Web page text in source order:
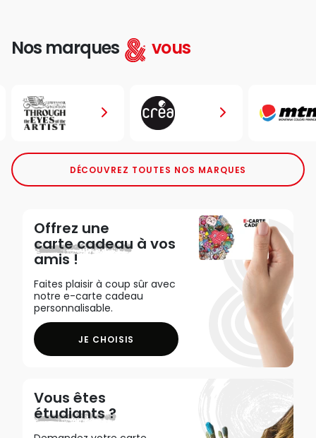
Nos marques vous
DÉCOUVREZ TOUTES NOS MARQUES
Offrez une
carte cadeau à vos
amis !
Faites plaisir à coup sûr avec
notre e-carte cadeau
personnalisable.
JE CHOISIS
Vous êtes
étudiants ?